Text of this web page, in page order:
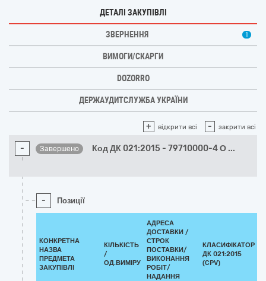
ДЕТАЛІ ЗАКУПІВЛІ
ЗВЕРНЕННЯ 1
ВИМОГИ/СКАРГИ
DOZORRO
ДЕРЖАУДИТСЛУЖБА УКРАЇНИ
+ відкрити всі - закрити всі
- Завершено Код ДК 021:2015 - 79710000-4 О ...
- Позиції
КОНКРЕТНА
НАЗВА
ПРЕДМЕТА
ЗАКУПІВЛІ
КІЛЬКІСТЬ
/
ОД.ВИМІРУ
АДРЕСА
ДОСТАВКИ /
СТРОК
ПОСТАВКИ/
ВИКОНАННЯ
РОБІТ/
НАДАННЯ
КЛАСИФІКАТОР
ДК 021:2015
(CPV)